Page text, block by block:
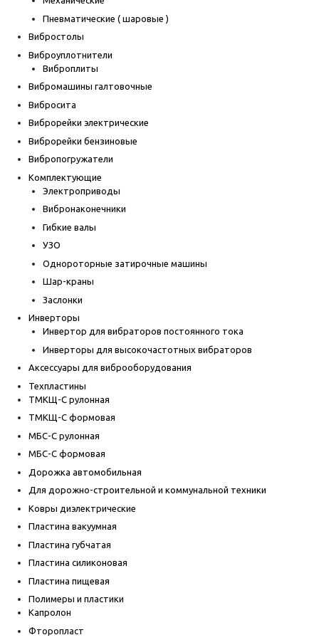
Пневматические ( шаровые )
Вибростолы
Виброуплотнители
Виброплиты
Вибромашины галтовочные
Вибросита
Виброрейки электрические
Виброрейки бензиновые
Вибропогружатели
Комплектующие
Электроприводы
Вибронаконечники
Гибкие валы
УЗО
Однороторные затирочные машины
Шар-краны
Заслонки
Инверторы
Инвертор для вибраторов постоянного тока
Инверторы для высокочастотных вибраторов
Аксессуары для виброоборудования
Техпластины
ТМКЩ-С рулонная
ТМКЩ-С формовая
МБС-С рулонная
МБС-С формовая
Дорожка автомобильная
Для дорожно-строительной и коммунальной техники
Ковры диэлектрические
Пластина вакуумная
Пластина губчатая
Пластина силиконовая
Пластина пищевая
Полимеры и пластики
Капролон
Фторопласт